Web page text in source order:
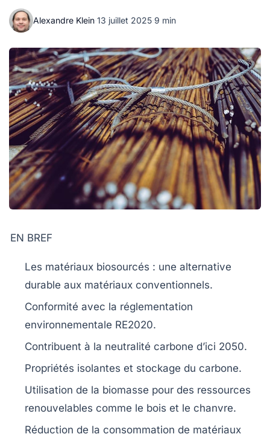
Alexandre Klein·13 juillet 2025·9 min
EN BREF
Les matériaux biosourcés : une alternative
durable aux matériaux conventionnels.
Conformité avec la réglementation
environnementale RE2020.
Contribuent à la neutralité carbone d’ici 2050.
Propriétés isolantes et stockage du carbone.
Utilisation de la biomasse pour des ressources
renouvelables comme le bois et le chanvre.
Réduction de la consommation de matériaux